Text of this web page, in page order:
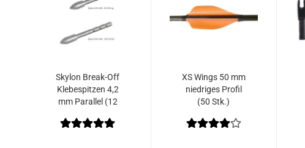
Skylon Break-Off
Klebespitzen 4,2
mm Parallel (12
XS Wings 50 mm
niedriges Profil
(50 Stk.)